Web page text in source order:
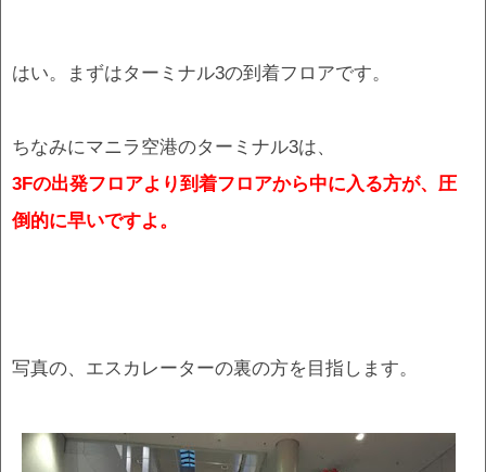
はい。まずはターミナル3の到着フロアです。
ちなみにマニラ空港のターミナル3は、
3Fの出発フロアより到着フロアから中に入る方が、圧
倒的に早いですよ。
写真の、エスカレーターの裏の方を目指します。